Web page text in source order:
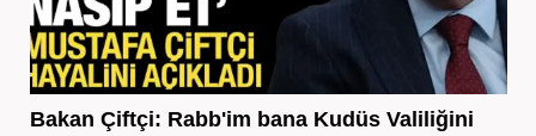
Bakan Çiftçi: Rabb'im bana Kudüs Valiliğini